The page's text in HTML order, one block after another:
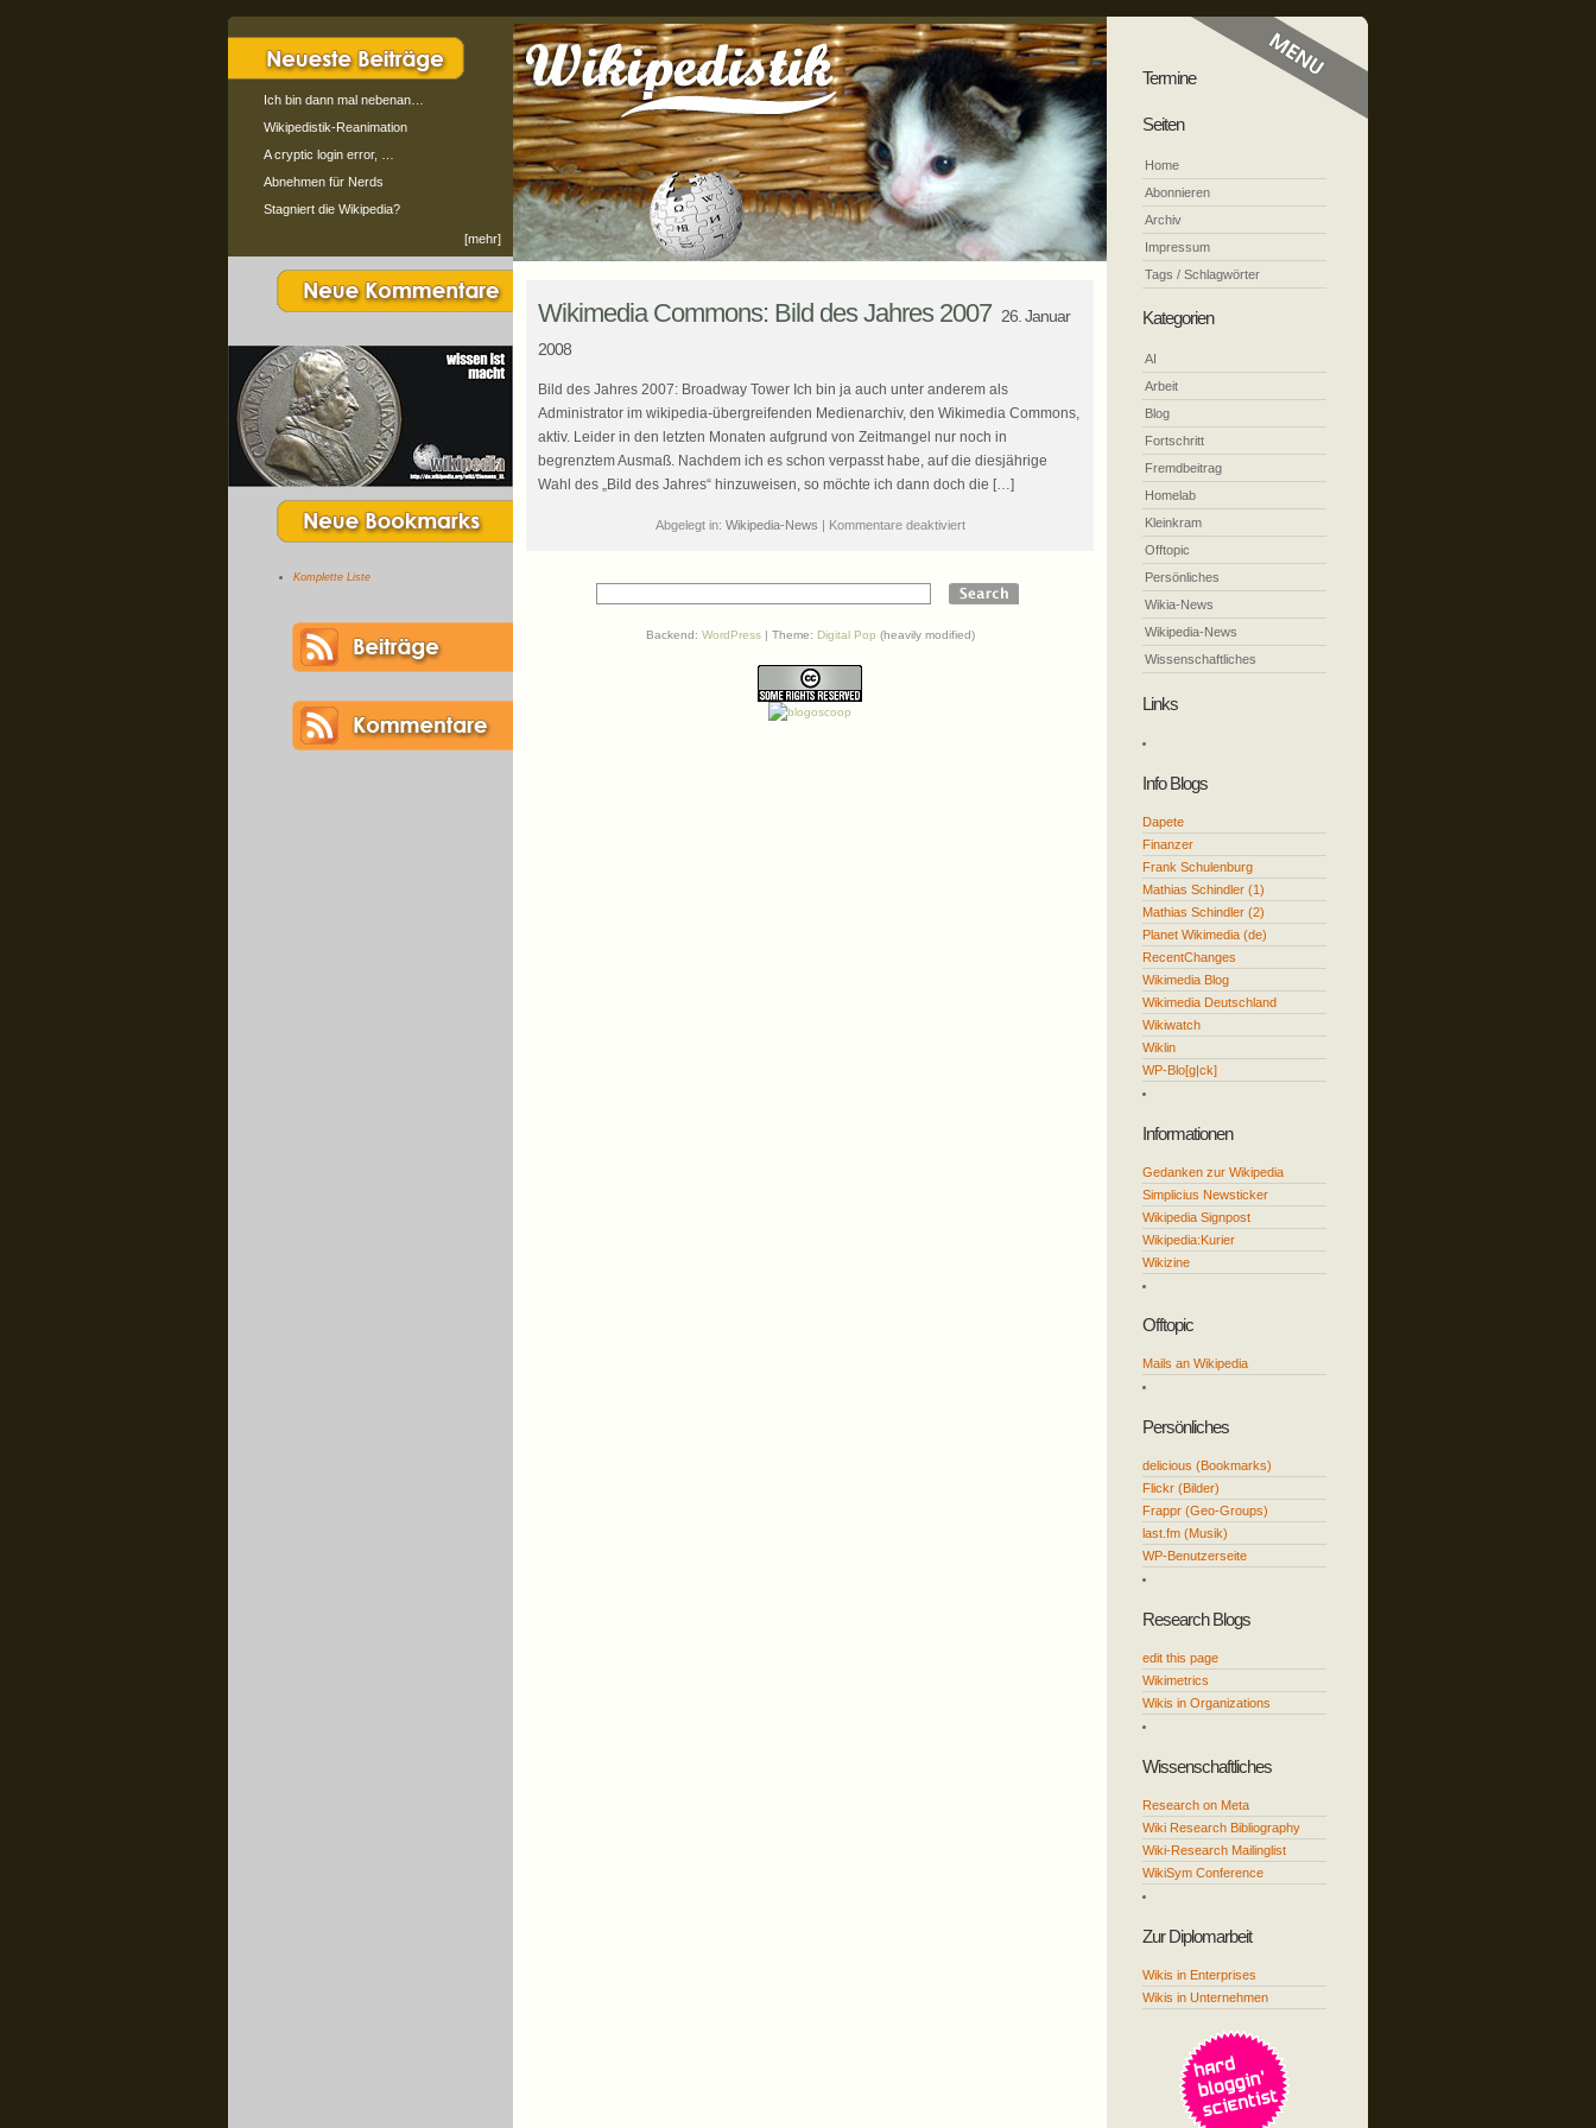
Ich bin dann mal nebenan…
Wikipedistik-Reanimation
A cryptic login error, …
Abnehmen für Nerds
Stagniert die Wikipedia?
[mehr]
Komplette Liste
Wikimedia Commons: Bild des Jahres 2007 26. Januar
2008
Bild des Jahres 2007: Broadway Tower Ich bin ja auch unter anderem als
Administrator im wikipedia-übergreifenden Medienarchiv, den Wikimedia Commons,
aktiv. Leider in den letzten Monaten aufgrund von Zeitmangel nur noch in
begrenztem Ausmaß. Nachdem ich es schon verpasst habe, auf die diesjährige
Wahl des „Bild des Jahres“ hinzuweisen, so möchte ich dann doch die […]
Abgelegt in: Wikipedia-News | Kommentare deaktiviertfür
Bild
des
Jahres
Backend: WordPress| Theme: Digital Pop (heavily modified)
Termine
Seiten
Home
Abonnieren
Archiv
Impressum
Tags / Schlagwörter
Kategorien
AI
Arbeit
Blog
Fortschritt
Fremdbeitrag
Homelab
Kleinkram
Offtopic
Persönliches
Wikia-News
Wikipedia-News
Wissenschaftliches
Links
Info Blogs
Dapete
Finanzer
Frank Schulenburg
Mathias Schindler (1)
Mathias Schindler (2)
Planet Wikimedia (de)
RecentChanges
Wikimedia Blog
Wikimedia Deutschland
Wikiwatch
Wiklin
WP-Blo[g|ck]
Informationen
Gedanken zur Wikipedia
Simplicius Newsticker
Wikipedia Signpost
Wikipedia:Kurier
Wikizine
Offtopic
Mails an Wikipedia
Persönliches
delicious (Bookmarks)
Flickr (Bilder)
Frappr (Geo-Groups)
last.fm (Musik)
WP-Benutzerseite
Research Blogs
edit this page
Wikimetrics
Wikis in Organizations
Wissenschaftliches
Research on Meta
Wiki Research Bibliography
Wiki-Research Mailinglist
WikiSym Conference
Zur Diplomarbeit
Wikis in Enterprises
Wikis in Unternehmen